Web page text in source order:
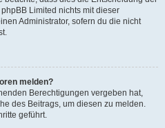
Limited nichts mit dieser
Administrator, sofern du die nicht
melden?
Berechtigungen vergeben hat,
des Beitrags, um diesen zu melden.
geführt.